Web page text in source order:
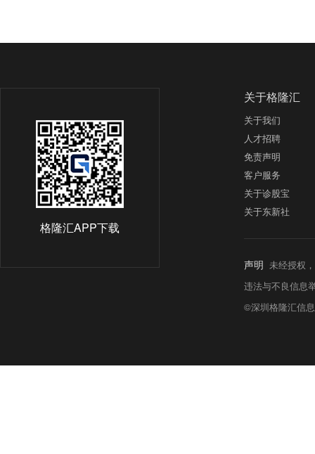
格隆汇APP下载
关于格隆汇
关于我们
人才招聘
免责声明
客户服务
关于诊股宝
关于东新社
声明 未经授权
违法与不良信息
©深圳格隆汇信